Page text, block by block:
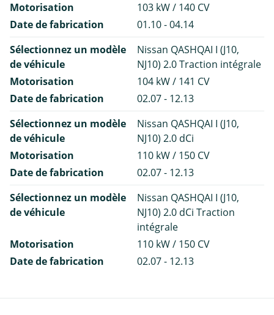
Motorisation
103 kW / 140 CV
Date de fabrication
01.10 - 04.14
Sélectionnez un modèle
de véhicule
Nissan QASHQAI I (J10,
NJ10) 2.0 Traction intégrale
Motorisation
104 kW / 141 CV
Date de fabrication
02.07 - 12.13
Sélectionnez un modèle
de véhicule
Nissan QASHQAI I (J10,
NJ10) 2.0 dCi
Motorisation
110 kW / 150 CV
Date de fabrication
02.07 - 12.13
Sélectionnez un modèle
de véhicule
Nissan QASHQAI I (J10,
NJ10) 2.0 dCi Traction
intégrale
Motorisation
110 kW / 150 CV
Date de fabrication
02.07 - 12.13